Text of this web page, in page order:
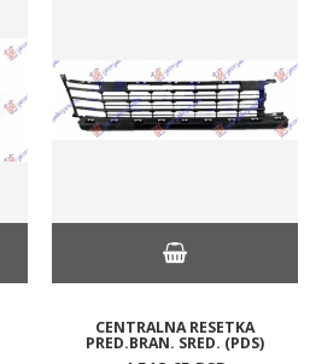
CENTRALNA RESETKA
PRED.BRAN. SRED. (PDS)